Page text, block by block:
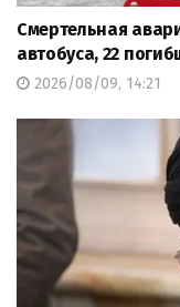
Смертельная
автобуса, 22
2026/08/09, 14:21